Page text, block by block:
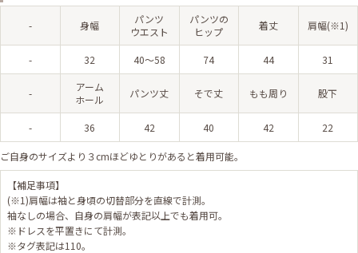
- 身幅
パンツ
ウエスト
パンツの
ヒップ
着丈 肩幅(※1)
- 32 40～58 74 44 31
-
アーム
ホール
パンツ丈 そで丈 もも周り 股下
- 36 42 40 42 22
ご自身のサイズより３cmほどゆとりがあると着用可能。
【補足事項】
(※1)肩幅は袖と身頃の切替部分を直線で計測。
袖なしの場合、自身の肩幅が表記以上でも着用可。
※ドレスを平置きにて計測。
※タグ表記は110。